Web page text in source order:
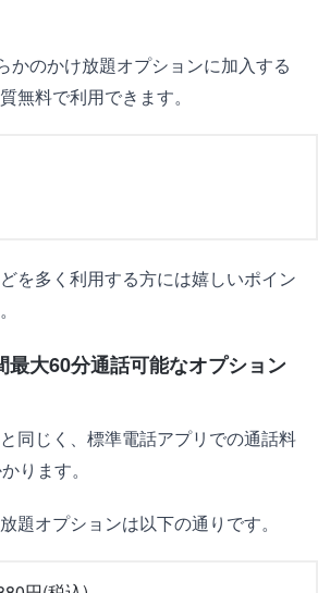
かのかけ放題オプションに加入する
無料で利用できます。
を多く利用する方には嬉しいポイン
最大60分通話可能なオプション
同じく、標準電話アプリでの通話料
ります。
題オプションは以下の通りです。